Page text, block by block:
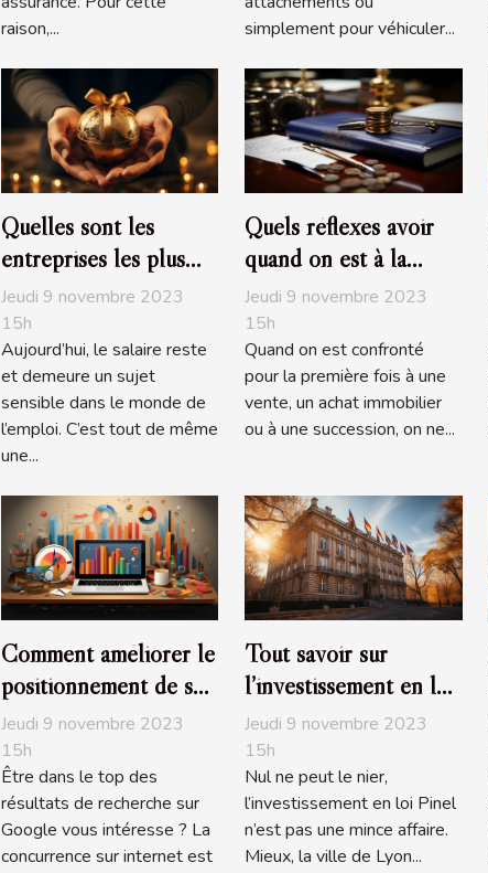
raison,...
simplement pour véhiculer...
Quelles sont les
entreprises les plus
généreuses en France
en 2019?
Jeudi 9 novembre 2023
15h
Aujourd’hui, le salaire reste
et demeure un sujet
sensible dans le monde de
l’emploi. C’est tout de même
une...
Quels réflexes avoir
quand on est à la
recherche d’un bon
notaire ?
Jeudi 9 novembre 2023
15h
Quand on est confronté
pour la première fois à une
vente, un achat immobilier
ou à une succession, on ne...
Comment améliorer le
positionnement de son
site sur Google ?
Jeudi 9 novembre 2023
15h
Être dans le top des
résultats de recherche sur
Google vous intéresse ? La
concurrence sur internet est
Tout savoir sur
l’investissement en loi
Pinel à Lyon
Jeudi 9 novembre 2023
15h
Nul ne peut le nier,
l’investissement en loi Pinel
n’est pas une mince affaire.
Mieux, la ville de Lyon...